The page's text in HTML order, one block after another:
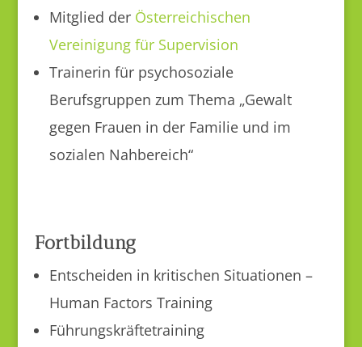
Mitglied der Österreichischen
Vereinigung für Supervision
Trainerin für psychosoziale
Berufsgruppen zum Thema „Gewalt
gegen Frauen in der Familie und im
sozialen Nahbereich“
Fortbildung
Entscheiden in kritischen Situationen –
Human Factors Training
Führungskräftetraining